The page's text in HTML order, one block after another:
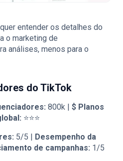
entender os detalhes do
o marketing de
análises, menos para o
do TikTok
800k | $ Planos
⭐⭐⭐
5/5 | Desempenho da
de campanhas: 1/5